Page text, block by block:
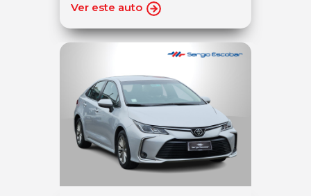
Ver este auto